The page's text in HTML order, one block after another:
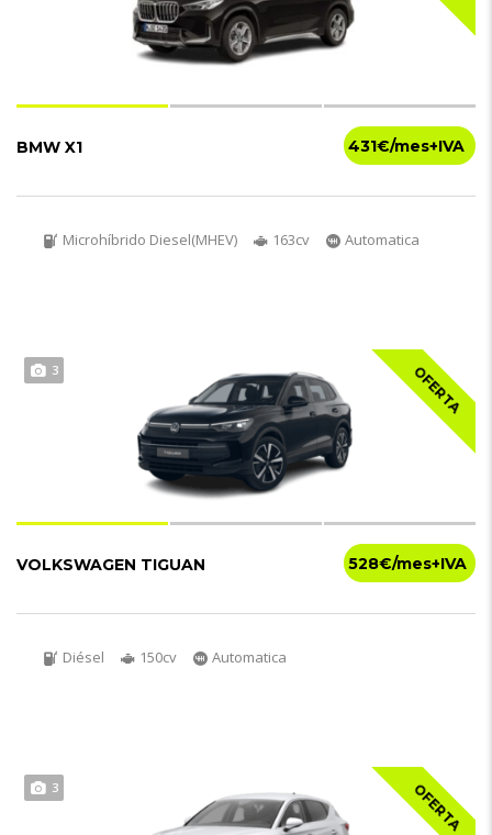
431€
BMW X1
Microhíbrido Diesel(MHEV) 163cv Automatica
OFERTA
3
528€
VOLKSWAGEN TIGUAN
Diésel 150cv Automatica
OFERTA
3